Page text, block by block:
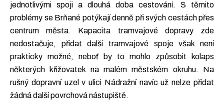
jednotlivými spoji a dlouhá doba cestování. S těmito
problémy se Brňané potýkají denně při svých cestách přes
centrum města. Kapacita tramvajové dopravy zde
nedostačuje, přidat další tramvajové spoje však není
prakticky možné, neboť by to mohlo způsobit kolaps
některých křižovatek na malém městském okruhu. Na
rušný dopravní uzel v ulici Nádražní navíc už nelze přidat
žádná další povrchová nástupiště.